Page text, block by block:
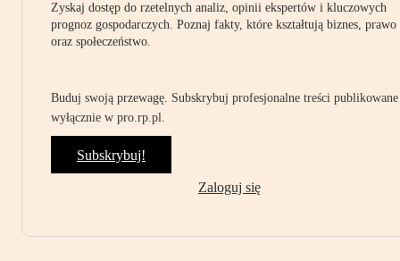
Zyskaj dostęp do rzetelnych analiz, opinii ekspertów i kluczowych
prognoz gospodarczych. Poznaj fakty, które kształtują biznes, prawo
oraz społeczeństwo.
Buduj swoją przewagę. Subskrybuj profesjonalne treści publikowane
wyłącznie w pro.rp.pl.
Subskrybuj!
Zaloguj się